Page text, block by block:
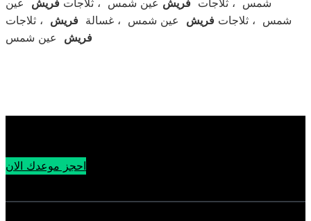
شمس ، ثلاجات فريش عين شمس ، ثلاجات فريش عين
شمس ، ثلاجات فريش عين شمس ، غسالة فريش ، ثلاجات
فريش
احجز موعدك الان